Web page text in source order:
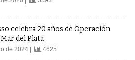
celebra 20 años de Operación
del Plata
de 2024 | 4625